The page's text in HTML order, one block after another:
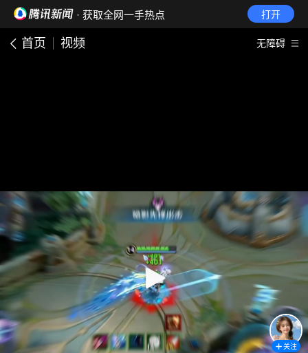
· 获取全网一手热点 打开
首页 视频 无障碍
关注